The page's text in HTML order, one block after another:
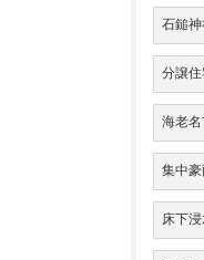
石鎚神
分譲住
海老名
集中豪
床下